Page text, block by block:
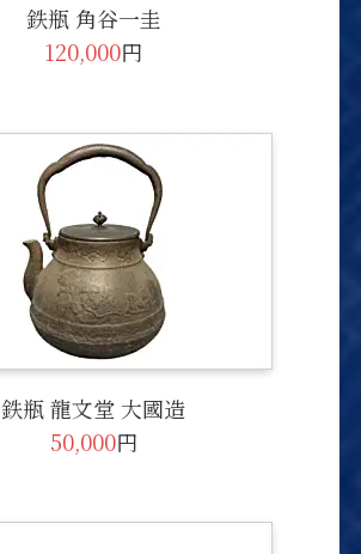
鉄瓶 角谷一圭
120,000円
鉄瓶 龍文堂 大國造
50,000円